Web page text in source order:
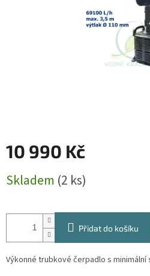
10 990 Kč
cena:
Skladem (2 ks)
Přidat do košíku
Výkonné trubkové čerpadlo s